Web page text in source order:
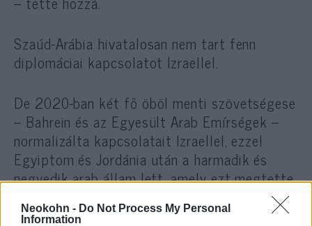
Neokohn - Do Not Process My Personal
Information
Szaúd-Arábia hivatalosan nem tart fenn
diplomáciai kapcsolatot Izraellel.
De 2020-ban két fő öböl menti szövetségese
– Bahrein és az Egyesült Arab Emírségek –
normalizálta kapcsolatait Izraellel, ezzel
Egyiptom és Jordánia után a harmadik és
negyedik arab állam lett, amely ezt megtette.